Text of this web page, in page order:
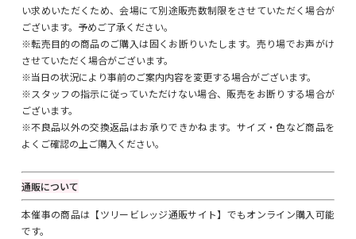
い求めいただくため、会場にて別途販売数制限をさせていただく場合が
ございます。予めご了承ください。
※転売目的の商品のご購入は固くお断りいたします。売り場でお声がけ
させていただく場合がございます。
※当日の状況により事前のご案内内容を変更する場合がございます。
※スタッフの指示に従っていただけない場合、販売をお断りする場合が
ございます。
※不良品以外の交換返品はお承りできかねます。サイズ・色など商品を
よくご確認の上ご購入ください。
通販について
本催事の商品は【ツリービレッジ通販サイト】でもオンライン購入可能
です。